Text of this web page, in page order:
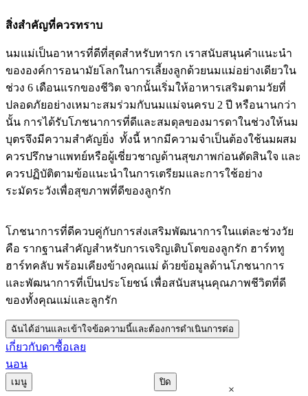
สิ่งสำคัญที่ควรทราบ
นมแม่เป็นอาหารที่ดีที่สุดสำหรับทารก เราสนับสนุนคำแนะนำ
ขององค์การอนามัยโลกในการเลี้ยงลูกด้วยนมแม่อย่างเดียวใน
ช่วง 6 เดือนแรกของชีวิต จากนั้นเริ่มให้อาหารเสริมตามวัยที่
ปลอดภัยอย่างเหมาะสมร่วมกับนมแม่จนครบ 2 ปี หรือนานกว่า
นั้น การได้รับโภชนาการที่ดีและสมดุลของมารดาในช่วงให้นม
บุตรจึงมีความสำคัญยิ่ง ทั้งนี้ หากมีความจำเป็นต้องใช้นมผสม
ควรปรึกษาแพทย์หรือผู้เชี่ยวชาญด้านสุขภาพก่อนตัดสินใจ และ
ควรปฏิบัติตามข้อแนะนำในการเตรียมและการใช้อย่าง
ระมัดระวังเพื่อสุขภาพที่ดีของลูกรัก
โภชนาการที่ดีควบคู่กับการส่งเสริมพัฒนาการในแต่ละช่วงวัย
คือ รากฐานสำคัญสำหรับการเจริญเติบโตของลูกรัก ฮาร์ททู
ฮาร์ทคลับ พร้อมเคียงข้างคุณแม่ ด้วยข้อมูลด้านโภชนาการ
และพัฒนาการที่เป็นประโยชน์ เพื่อสนับสนุนคุณภาพชีวิตที่ดี
ของทั้งคุณแม่และลูกรัก
ฉันได้อ่านและเข้าใจข้อความนี้และต้องการดำเนินการต่อ
เกี่ยวกับดา
นอน
ซื้อเลย
เมนู ปิด
×